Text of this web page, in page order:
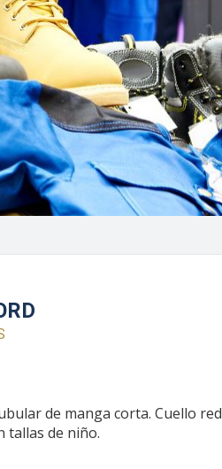
de manga corta. Cuello
tallas de niño.